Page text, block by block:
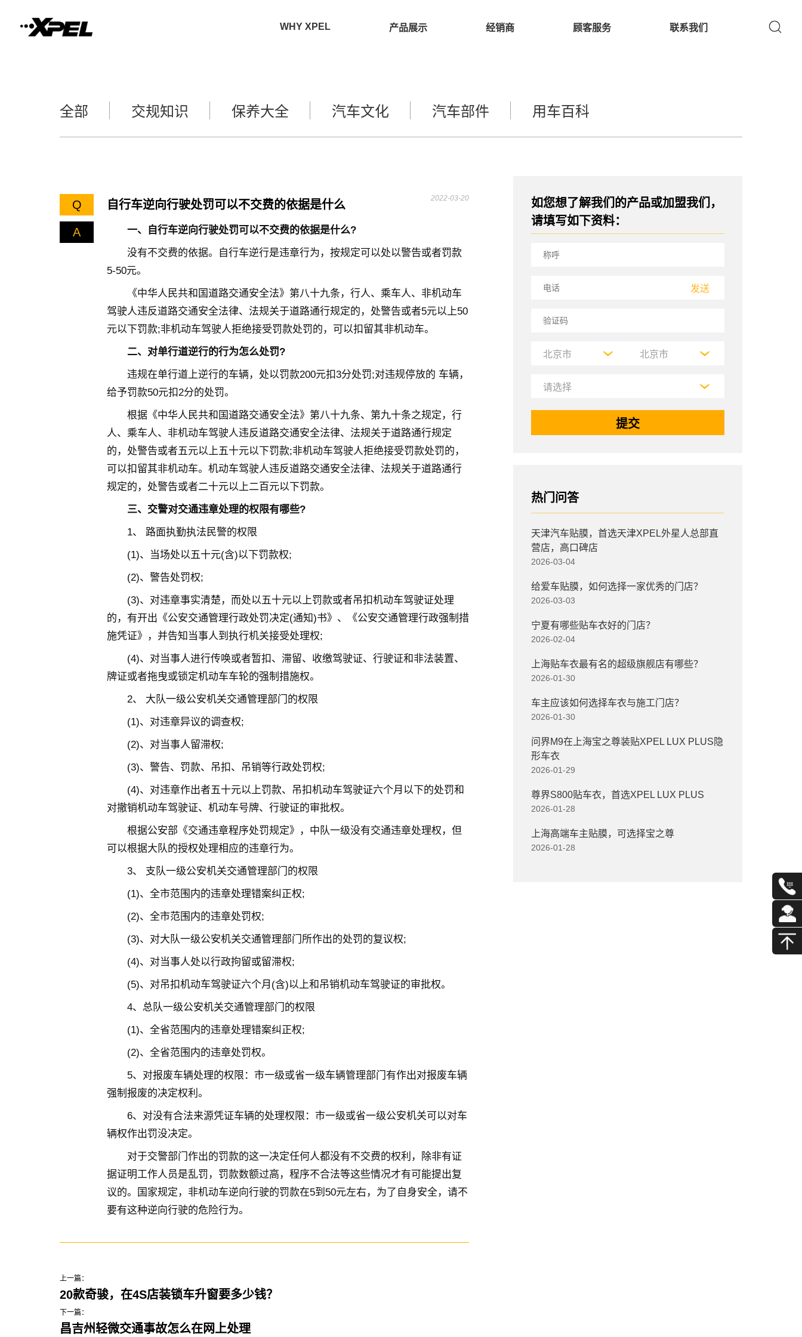
WHY XPEL 产品展示 经销商 顾客服务 联系我们
全部 交规知识 保养大全 汽车文化 汽车部件 用车百科
Q 自行车逆向行驶处罚可以不交费的依据是什么 2022-03-20
A
一、自行车逆向行驶处罚可以不交费的依据是什么?
没有不交费的依据。自行车逆行是违章行为，按规定可以处以警告或者罚款
5-50元。
《中华人民共和国道路交通安全法》第八十九条，行人、乘车人、非机动车
驾驶人违反道路交通安全法律、法规关于道路通行规定的，处警告或者5元以上50
元以下罚款;非机动车驾驶人拒绝接受罚款处罚的，可以扣留其非机动车。
二、对单行道逆行的行为怎么处罚?
违规在单行道上逆行的车辆，处以罚款200元扣3分处罚;对违规停放的 车辆，
给予罚款50元扣2分的处罚。
根据《中华人民共和国道路交通安全法》第八十九条、第九十条之规定，行
人、乘车人、非机动车驾驶人违反道路交通安全法律、法规关于道路通行规定
的，处警告或者五元以上五十元以下罚款;非机动车驾驶人拒绝接受罚款处罚的，
可以扣留其非机动车。机动车驾驶人违反道路交通安全法律、法规关于道路通行
规定的，处警告或者二十元以上二百元以下罚款。
三、交警对交通违章处理的权限有哪些?
1、 路面执勤执法民警的权限
(1)、当场处以五十元(含)以下罚款权;
(2)、警告处罚权;
(3)、对违章事实清楚，而处以五十元以上罚款或者吊扣机动车驾驶证处理
的，有开出《公安交通管理行政处罚决定(通知)书》、《公安交通管理行政强制措
施凭证》，并告知当事人到执行机关接受处理权;
(4)、对当事人进行传唤或者暂扣、滞留、收缴驾驶证、行驶证和非法装置、
牌证或者拖曳或锁定机动车车轮的强制措施权。
2、 大队一级公安机关交通管理部门的权限
(1)、对违章异议的调查权;
(2)、对当事人留滞权;
(3)、警告、罚款、吊扣、吊销等行政处罚权;
(4)、对违章作出者五十元以上罚款、吊扣机动车驾驶证六个月以下的处罚和
对撤销机动车驾驶证、机动车号牌、行驶证的审批权。
根据公安部《交通违章程序处罚规定》，中队一级没有交通违章处理权，但
可以根据大队的授权处理相应的违章行为。
3、 支队一级公安机关交通管理部门的权限
(1)、全市范围内的违章处理错案纠正权;
(2)、全市范围内的违章处罚权;
(3)、对大队一级公安机关交通管理部门所作出的处罚的复议权;
(4)、对当事人处以行政拘留或留滞权;
(5)、对吊扣机动车驾驶证六个月(含)以上和吊销机动车驾驶证的审批权。
4、总队一级公安机关交通管理部门的权限
(1)、全省范围内的违章处理错案纠正权;
(2)、全省范围内的违章处罚权。
5、对报废车辆处理的权限：市一级或省一级车辆管理部门有作出对报废车辆
强制报废的决定权利。
6、对没有合法来源凭证车辆的处理权限：市一级或省一级公安机关可以对车
辆权作出罚没决定。
对于交警部门作出的罚款的这一决定任何人都没有不交费的权利，除非有证
据证明工作人员是乱罚，罚款数额过高，程序不合法等这些情况才有可能提出复
议的。国家规定，非机动车逆向行驶的罚款在5到50元左右，为了自身安全，请不
要有这种逆向行驶的危险行为。
上一篇：
20款奇骏，在4S店装锁车升窗要多少钱？
下一篇：
昌吉州轻微交通事故怎么在网上处理
如您想了解我们的产品或加盟我们，
请填写如下资料：
发送
热门问答
天津汽车贴膜，首选天津XPEL外星人总部直
营店，高口碑店
2026-03-04
给爱车贴膜，如何选择一家优秀的门店？
2026-03-03
宁夏有哪些贴车衣好的门店？
2026-02-04
上海贴车衣最有名的超级旗舰店有哪些？
2026-01-30
车主应该如何选择车衣与施工门店？
2026-01-30
问界M9在上海宝之尊装贴XPEL LUX PLUS隐
形车衣
2026-01-29
尊界S800贴车衣，首选XPEL LUX PLUS
2026-01-28
上海高端车主贴膜，可选择宝之尊
2026-01-28